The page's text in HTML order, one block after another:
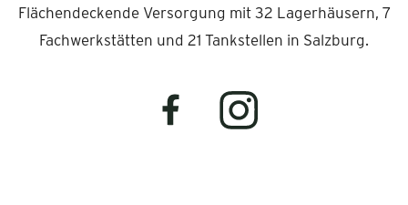
Flächendeckende Versorgung mit 32 Lagerhäusern, 7
Fachwerkstätten und 21 Tankstellen in Salzburg.